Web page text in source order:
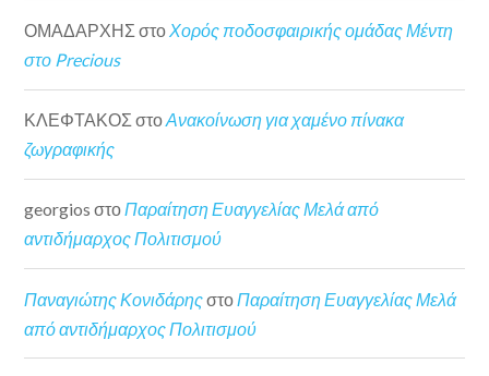
ΟΜΑΔΑΡΧΗΣ στοΧορός ποδοσφαιρικής ομάδας Μέντη
στο Precious
ΚΛΕΦΤΑΚΟΣ στοΑνακοίνωση για χαμένο πίνακα
ζωγραφικής
georgios στοΠαραίτηση Ευαγγελίας Μελά από
αντιδήμαρχος Πολιτισμού
Παναγιώτης Κονιδάρηςστο Παραίτηση Ευαγγελίας Μελά
από αντιδήμαρχος Πολιτισμού